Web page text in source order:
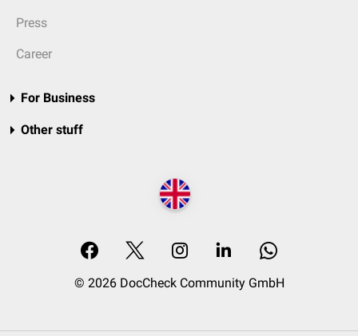
Press
Career
For Business
Other stuff
© 2026 DocCheck Community GmbH